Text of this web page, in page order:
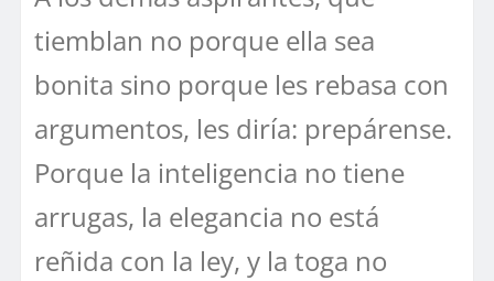
tiemblan no porque ella sea
bonita sino porque les rebasa con
argumentos, les diría: prepárense.
Porque la inteligencia no tiene
arrugas, la elegancia no está
reñida con la ley, y la toga no